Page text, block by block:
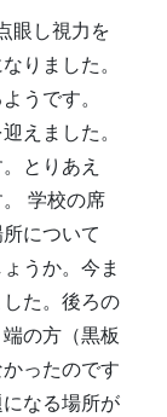
眼し視力を
りました。
うです。
えました。
とりあえ
学校の席
について
うか。今ま
た。後ろの
の方（黒板
ったのです
なる場所が